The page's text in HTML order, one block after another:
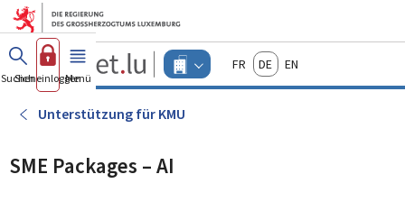
Zum Hauptmenü
Zum Inhalt
Guichet.lu
Changer
d'espace
FrançaisDeutschEnglish
Suchen
Sich einloggen
Menü Haupt-
Unterstützung für KMU
SME Packages – AI